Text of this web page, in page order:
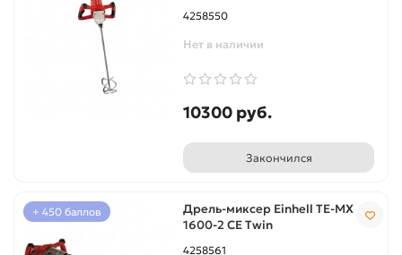
4258550
Нет в наличии
10300 руб.
Закончился
+ 450 баллов
Дрель-миксер Einhell TE-MX
1600-2 CE Twin
4258561